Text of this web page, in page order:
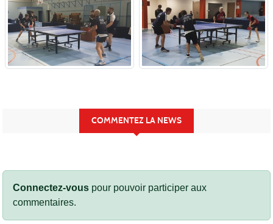
COMMENTEZ LA NEWS
Connectez-vous pour pouvoir participer aux
commentaires.